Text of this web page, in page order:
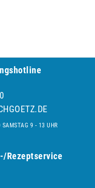
SAMSTAG 9 - 13 UHR
Rezeptservice